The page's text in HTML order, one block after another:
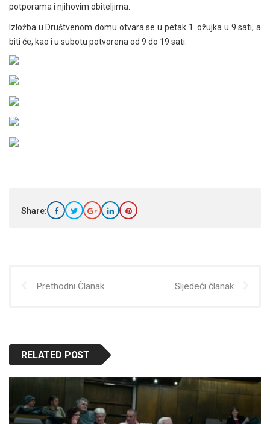
potporama i njihovim obiteljima.
Izložba u Društvenom domu otvara se u petak 1. ožujka u 9 sati, a
biti će, kao i u subotu potvorena od 9 do 19 sati.
Share:
Prethodni Članak Sljedeći članak
RELATED POST